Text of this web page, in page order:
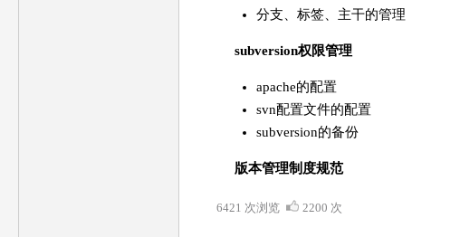
分支、标签、主干的管理
subversion权限管理
apache的配置
svn配置文件的配置
subversion的备份
版本管理制度规范
6421 次浏览 2200 次